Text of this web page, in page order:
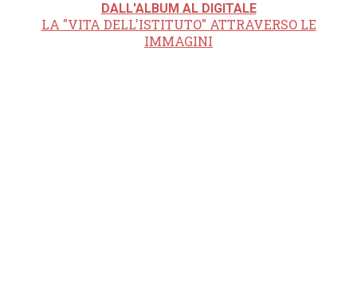
DALL'ALBUM AL DIGITALE
LA "VITA DELL'ISTITUTO" ATTRAVERSO LE
IMMAGINI